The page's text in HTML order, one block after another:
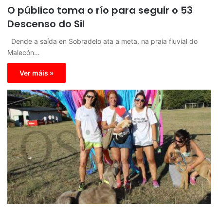
O público toma o río para seguir o 53
Descenso do Sil
Dende a saída en Sobradelo ata a meta, na praia fluvial do
Malecón…
Ver máis »